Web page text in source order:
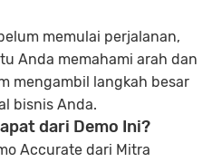
memulai perjalanan,
Anda memahami arah dan
mengambil langkah besar
bisnis Anda.
dari Demo Ini?
Accurate dari Mitra